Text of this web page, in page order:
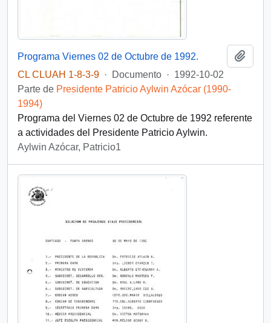
Programa Viernes 02 de Octubre de 1992.
CL CLUAH 1-8-3-9 · Documento · 1992-10-02
Parte de Presidente Patricio Aylwin Azócar (1990-
1994)
Programa del Viernes 02 de Octubre de 1992 referente
a actividades del Presidente Patricio Aylwin.
Aylwin Azócar, Patricio1